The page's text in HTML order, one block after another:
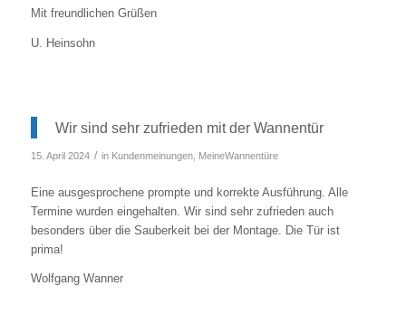
Mit freundlichen Grüßen
U. Heinsohn
Wir sind sehr zufrieden mit der Wannentür
15. April 2024 / in Kundenmeinungen, MeineWannentüre
Eine ausgesprochene prompte und korrekte Ausführung. Alle
Termine wurden eingehalten. Wir sind sehr zufrieden auch
besonders über die Sauberkeit bei der Montage. Die Tür ist
prima!
Wolfgang Wanner